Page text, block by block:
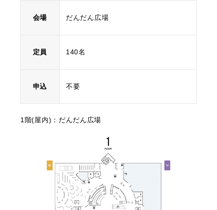
会場 だんだん広場
定員 140名
申込 不要
1階(屋内)：だんだん広場